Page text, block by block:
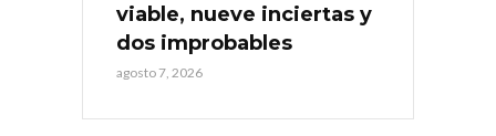
viable, nueve inciertas y
dos improbables
agosto 7, 2026